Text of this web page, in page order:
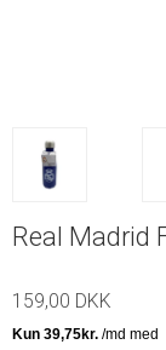
Real Madrid
159,00 DKK